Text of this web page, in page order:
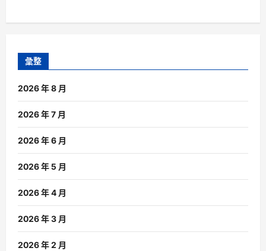
彙整
2026 年 8 月
2026 年 7 月
2026 年 6 月
2026 年 5 月
2026 年 4 月
2026 年 3 月
2026 年 2 月